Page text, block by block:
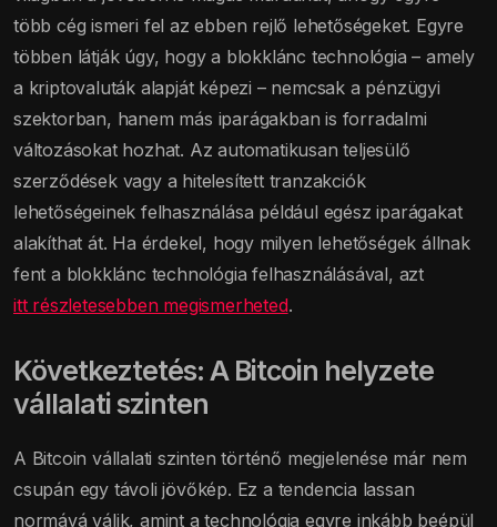
több cég ismeri fel az ebben rejlő lehetőségeket. Egyre
többen látják úgy, hogy a blokklánc technológia – amely
a kriptovaluták alapját képezi – nemcsak a pénzügyi
szektorban, hanem más iparágakban is forradalmi
változásokat hozhat. Az automatikusan teljesülő
szerződések vagy a hitelesített tranzakciók
lehetőségeinek felhasználása például egész iparágakat
alakíthat át. Ha érdekel, hogy milyen lehetőségek állnak
fent a blokklánc technológia felhasználásával, azt
itt részletesebben megismerheted.
Következtetés: A Bitcoin helyzete
vállalati szinten
A Bitcoin vállalati szinten történő megjelenése már nem
csupán egy távoli jövőkép. Ez a tendencia lassan
normává válik, amint a technológia egyre inkább beépül